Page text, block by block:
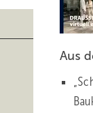
Aus